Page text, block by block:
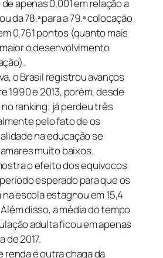
apenas 0,001 em relação a
da 78.ª para a 79.ª colocação
0,761 pontos (quanto mais
o desenvolvimento
o Brasil registrou avanços
1990 e 2013, porém, desde
ranking: já perdeu três
pelo fato de os
na educação se
muito baixos.
o efeito dos equívocos
esperado para que os
escola estagnou em 15,4
disso, a média do tempo
adulta ficou em apenas
de 2017.
renda é outra chaga da